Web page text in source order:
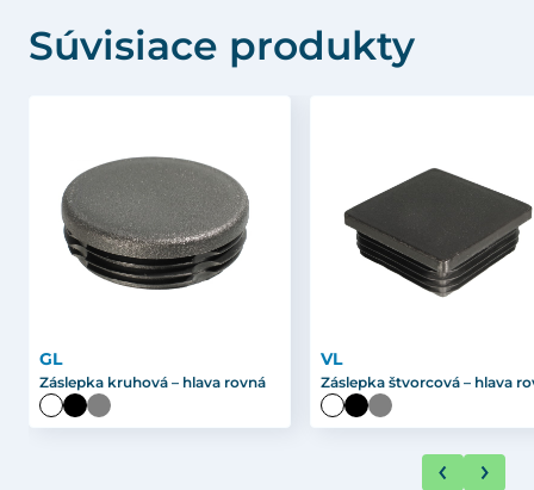
Súvisiace produkty
GL
Záslepka kruhová – hlava rovná
VL
Záslepka štvorcová – hlava